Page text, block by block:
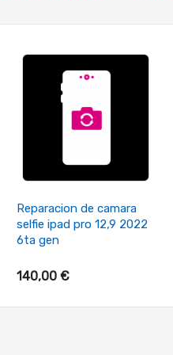
+ Añadir Al Carrito
Reparacion de camara
selfie ipad pro 12,9 2022
6ta gen
140,00 €